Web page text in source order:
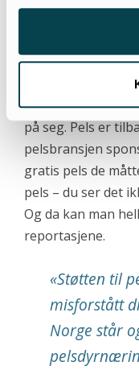
– Pelsbransjens
igjen, refereres
– Ja, og det
på seg. Pels er
pelsbransjen
gratis pels de
pels – du ser det
Og da kan man
reportasjene.
«Støtten til
misforstått
Norge står